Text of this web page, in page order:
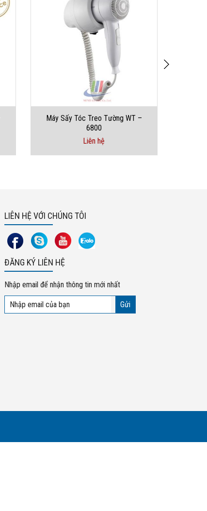
Máy Sấy Tóc Treo Tường WT –
6800
Liên hệ
LIÊN HỆ VỚI CHÚNG TÔI
ĐĂNG KÝ LIÊN HỆ
Nhập email để nhận thông tin mới nhất